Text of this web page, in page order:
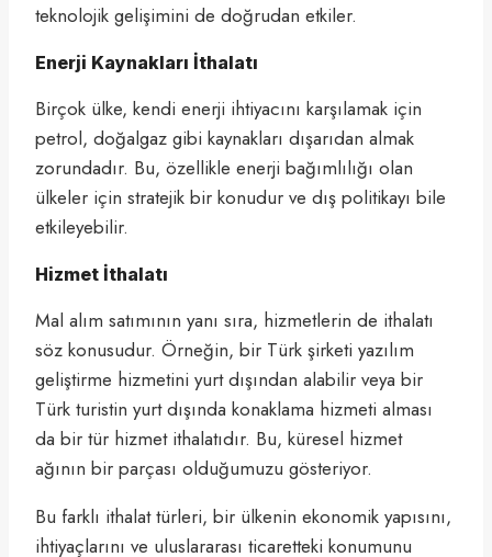
teknolojik gelişimini de doğrudan etkiler.
Enerji Kaynakları İthalatı
Birçok ülke, kendi enerji ihtiyacını karşılamak için
petrol, doğalgaz gibi kaynakları dışarıdan almak
zorundadır. Bu, özellikle enerji bağımlılığı olan
ülkeler için stratejik bir konudur ve dış politikayı bile
etkileyebilir.
Hizmet İthalatı
Mal alım satımının yanı sıra, hizmetlerin de ithalatı
söz konusudur. Örneğin, bir Türk şirketi yazılım
geliştirme hizmetini yurt dışından alabilir veya bir
Türk turistin yurt dışında konaklama hizmeti alması
da bir tür hizmet ithalatıdır. Bu, küresel hizmet
ağının bir parçası olduğumuzu gösteriyor.
Bu farklı ithalat türleri, bir ülkenin ekonomik yapısını,
ihtiyaçlarını ve uluslararası ticaretteki konumunu